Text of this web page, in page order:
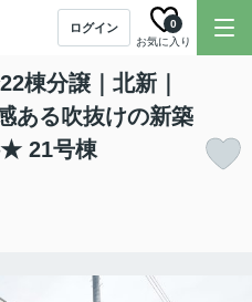
ログイン
お気に入り
0
棟分譲｜北新｜
ある吹抜けの新築
21号棟